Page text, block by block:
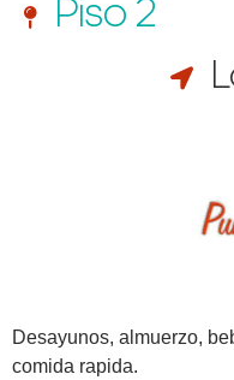
Piso 2
Desayunos, almuerzo,
comida rapida.